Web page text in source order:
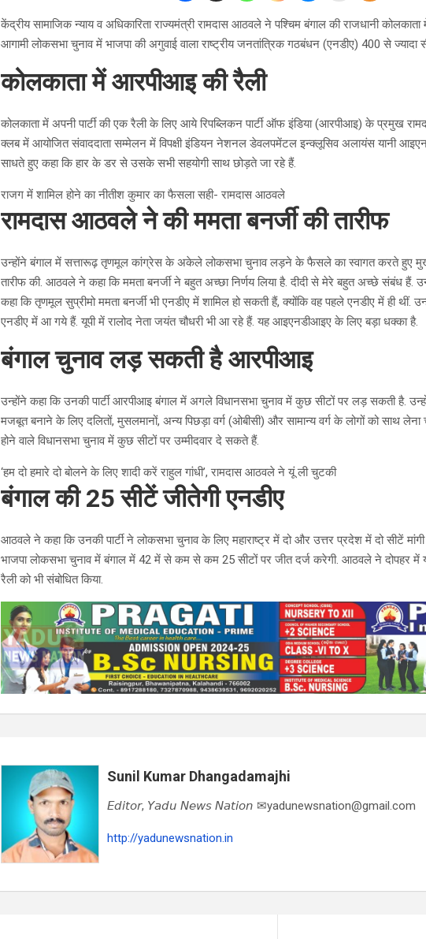
केंद्रीय सामाजिक न्याय व अधिकारिता राज्यमंत्री रामदास आठवले ने पश्चिम बंगाल की राजधानी कोलकाता में
आगामी लोकसभा चुनाव में भाजपा की अगुवाई वाला राष्ट्रीय जनतांत्रिक गठबंधन (एनडीए) 400 से ज्यादा
कोलकाता में आरपीआइ की रैली
कोलकाता में अपनी पार्टी की एक रैली के लिए आये रिपब्लिकन पार्टी ऑफ इंडिया (आरपीआइ) के प्रमुख
क्लब में आयोजित संवाददाता सम्मेलन में विपक्षी इंडियन नेशनल डेवलपमेंटल इन्क्लूसिव अलायंस यानी
साधते हुए कहा कि हार के डर से उसके सभी सहयोगी साथ छोड़ते जा रहे हैं.
राजग में शामिल होने का नीतीश कुमार का फैसला सही- रामदास आठवले
रामदास आठवले ने की ममता बनर्जी की तारीफ
उन्होंने बंगाल में सत्तारूढ़ तृणमूल कांग्रेस के अकेले लोकसभा चुनाव लड़ने के फैसले का स्वागत करते हुए
तारीफ की. आठवले ने कहा कि ममता बनर्जी ने बहुत अच्छा निर्णय लिया है. दीदी से मेरे बहुत अच्छे संबंध हैं.
कहा कि तृणमूल सुप्रीमो ममता बनर्जी भी एनडीए में शामिल हो सकती हैं, क्योंकि वह पहले एनडीए में ही थीं.
एनडीए में आ गये हैं. यूपी में रालोद नेता जयंत चौधरी भी आ रहे हैं. यह आइएनडीआइए के लिए बड़ा धक्का है.
बंगाल चुनाव लड़ सकती है आरपीआइ
उन्होंने कहा कि उनकी पार्टी आरपीआइ बंगाल में अगले विधानसभा चुनाव में कुछ सीटों पर लड़ सकती है.
मजबूत बनाने के लिए दलितों, मुसलमानों, अन्य पिछड़ा वर्ग (ओबीसी) और सामान्य वर्ग के लोगों को साथ
होने वाले विधानसभा चुनाव में कुछ सीटों पर उम्मीदवार दे सकते हैं.
‘हम दो हमारे दो बोलने के लिए शादी करें राहुल गांधी’, रामदास आठवले ने यूं ली चुटकी
बंगाल की 25 सीटें जीतेगी एनडीए
आठवले ने कहा कि उनकी पार्टी ने लोकसभा चुनाव के लिए महाराष्ट्र में दो और उत्तर प्रदेश में दो सीटें मांगी
भाजपा लाेकसभा चुनाव में बंगाल में 42 में से कम से कम 25 सीटों पर जीत दर्ज करेगी. आठवले ने दोपहर में
रैली को भी संबोधित किया.
Sunil Kumar Dhangadamajhi
𝘌𝘥𝘪𝘵𝘰𝘳, 𝘠𝘢𝘥𝘶 𝘕𝘦𝘸𝘴 𝘕𝘢𝘵𝘪𝘰𝘯 ✉yadunewsnation@gmail.com
http://yadunewsnation.in